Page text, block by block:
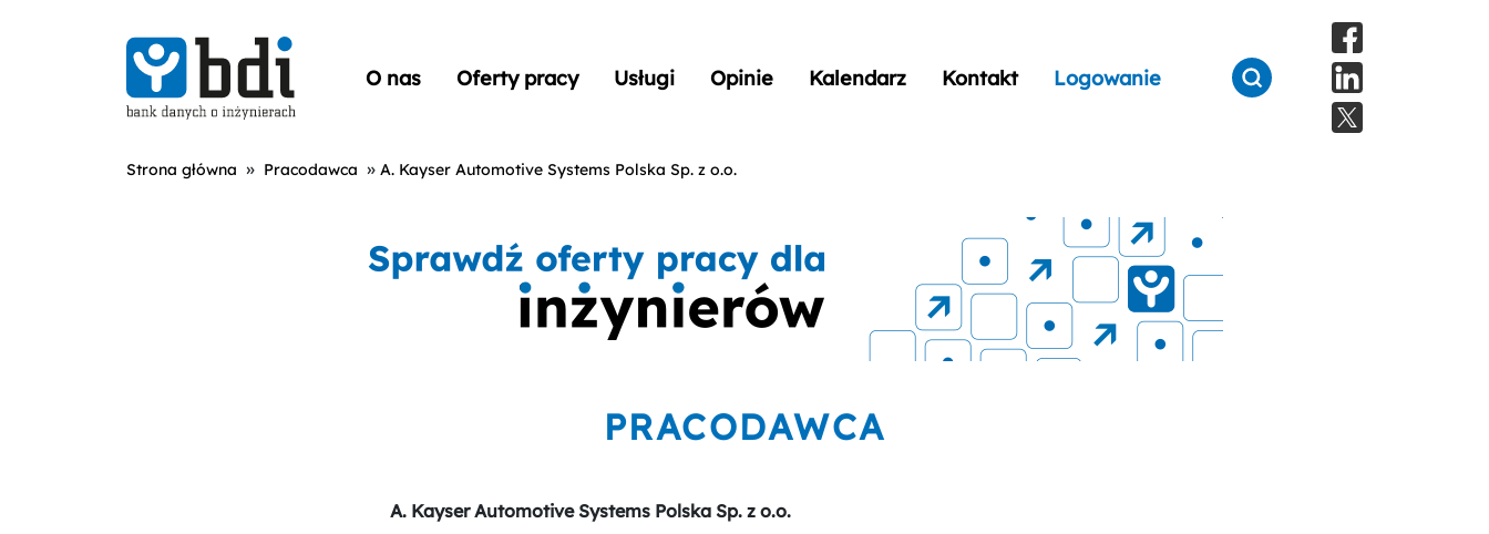
O nas Oferty pracy Usługi Opinie Kalendarz Kontakt Logowanie
Strona główna » Pracodawca » A. Kayser Automotive Systems Polska Sp. z o.o.
PRACODAWCA
A. Kayser Automotive Systems Polska Sp. z o.o.